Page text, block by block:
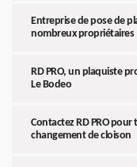
Entreprise de pose de
nombreux propriétaires
RD PRO, un plaquiste
Le Bodeo
Contactez RD PRO
changement de cloison